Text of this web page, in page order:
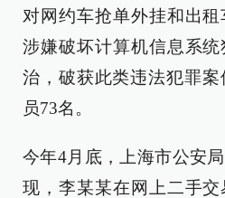
对网约车抢单外挂和出
涉嫌破坏计算机信息系
治，破获此类违法犯罪案
员73名。
今年4月底，上海市公安
现，李某某在网上二手